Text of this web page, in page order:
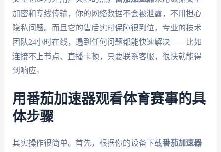
加密和专线传输，你的网络数据不会被泄露，不用担心
隐私问题。而且它的售后实时保障很到位，专业的技术
团队24小时在线，遇到任何问题都能快速解决——比如
连接不上节点、直播卡顿，只要联系客服，很快就能得
到响应。
用番茄加速器观看体育赛事的具
体步骤
其实操作很简单。首先，根据你的设备下载番茄加速器